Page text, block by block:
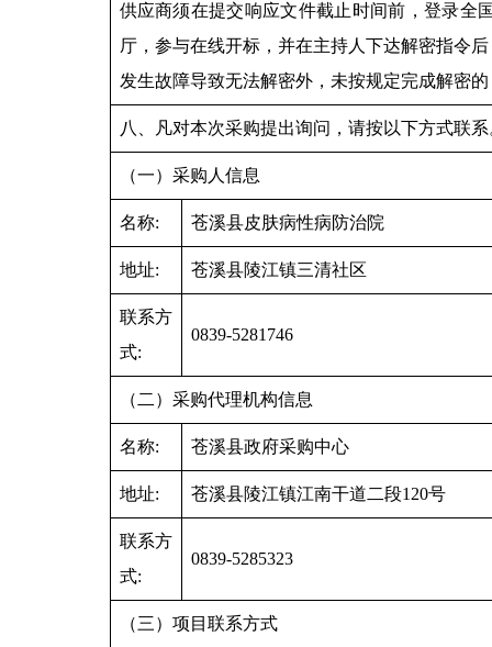
供应商须在提交响应文件截止时间前，登录全
厅，参与在线开标，并在主持人下达解密指令
发生故障导致无法解密外，未按规定完成解密
八、凡对本次采购提出询问，请按以下方式联系
（一）采购人信息
名称: 苍溪县皮肤病性病防治院
地址: 苍溪县陵江镇三清社区
联系方
式:
0839-5281746
（二）采购代理机构信息
名称: 苍溪县政府采购中心
地址: 苍溪县陵江镇江南干道二段120号
联系方
式:
0839-5285323
（三）项目联系方式